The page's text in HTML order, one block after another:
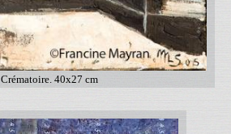
Crématoire. 40x27 cm